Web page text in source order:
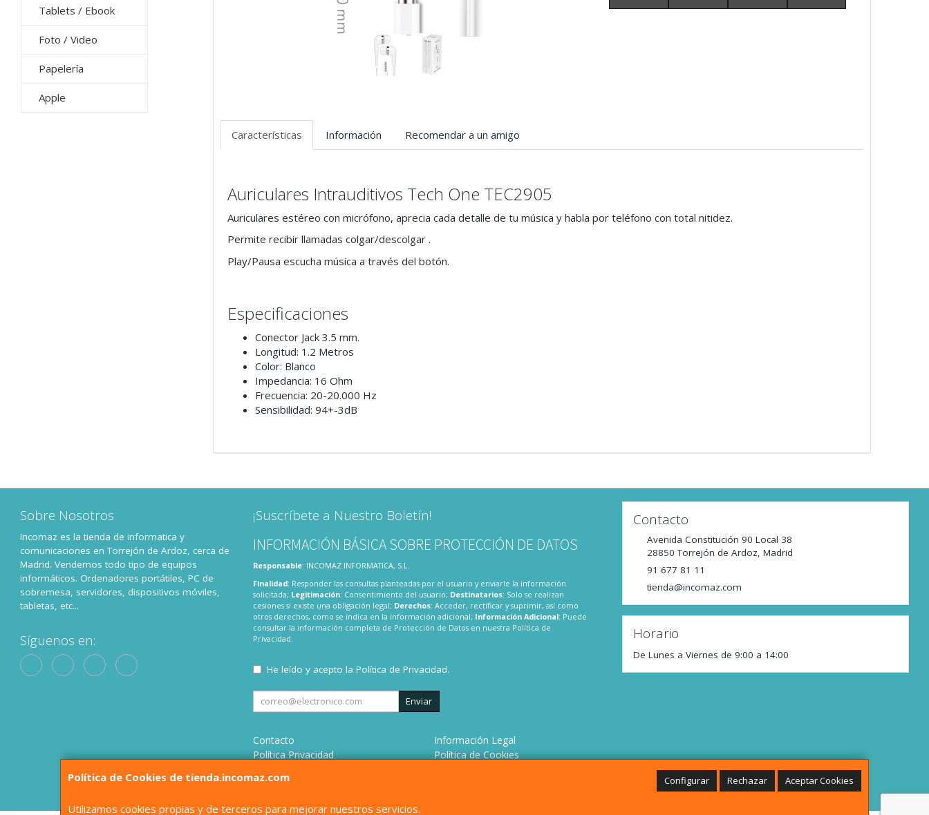
Tablets / Ebook
Foto / Video
Papelería
Apple
Características Información Recomendar a un amigo
Auriculares Intrauditivos Tech One TEC2905
Auriculares estéreo con micrófono, aprecia cada detalle de tu música y habla por teléfono con total nitidez.
Permite recibir llamadas colgar/descolgar .
Play/Pausa escucha música a través del botón.
Especificaciones
Conector Jack 3.5 mm.
Longitud: 1.2 Metros
Color: Blanco
Impedancia: 16 Ohm
Frecuencia: 20-20.000 Hz
Sensibilidad: 94+-3dB
Política de Cookies de tienda.incomaz.com Configurar Rechazar Aceptar Cookies
Utilizamos cookies propias y de terceros para mejorar nuestros servicios.
Sobre Nosotros
Incomaz es la tienda de informatica y
comunicaciones en Torrejón de Ardoz, cerca de
Madrid. Vendemos todo tipo de equipos
informáticos. Ordenadores portátiles, PC de
sobremesa, servidores, dispositivos móviles,
tabletas, etc...
Síguenos en:
¡Suscríbete a Nuestro Boletín!
INFORMACIÓN BÁSICA SOBRE PROTECCIÓN DE DATOS
Responsable: INCOMAZ INFORMATICA, S.L.
Finalidad: Responder las consultas planteadas por el usuario y enviarle la información
solicitada; Legitimación: Consentimiento del usuario; Destinatarios: Solo se realizan
cesiones si existe una obligación legal; Derechos: Acceder, rectificar y suprimir, así como
otros derechos, como se indica en la información adicional; Información Adicional: Puede
consultar la información completa de Protección de Datos en nuestra Política de
Privacidad.
He leído y acepto la Política de Privacidad.
Enviar
Contacto
Información Legal
Política Privacidad
Política de Cookies
¿Quienes Somos?
Contacto
Avenida Constitución 90 Local 38
28850 Torrejón de Ardoz, Madrid
91 677 81 11
tienda@incomaz.com
Horario
De Lunes a Viernes de 9:00 a 14:00